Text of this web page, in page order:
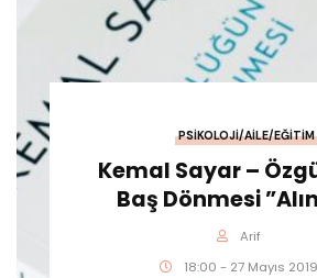
PSIKOLOJI/AILE/EĞITIM
Kemal Sayar –
Baş Dönmesi
Arif
18:00 - 27 Mayıs 2019